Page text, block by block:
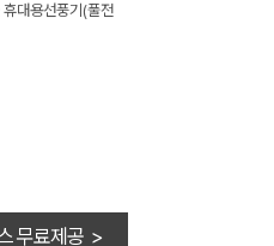
대용선풍기(풀전
무료제공 >